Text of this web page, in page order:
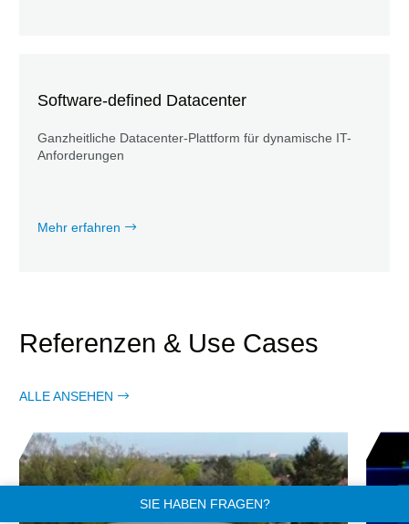
SIE HABEN FRAGEN?
Software-defined Datacenter
Ganzheitliche Datacenter-Plattform für dynamische IT-
Anforderungen
Mehr erfahren
Referenzen & Use Cases
ALLE ANSEHEN